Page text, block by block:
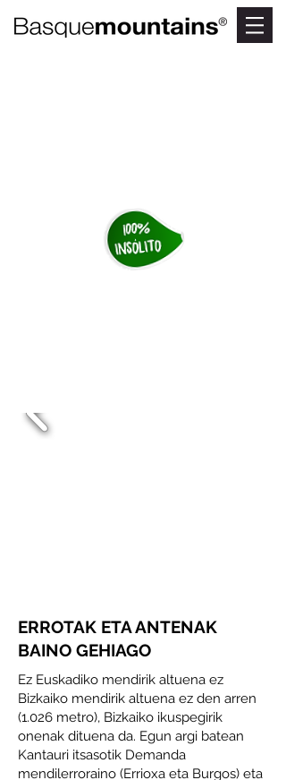
ERROTAK ETA ANTENAK
BAINO GEHIAGO
Ez Euskadiko mendirik altuena ez
Bizkaiko mendirik altuena ez den arren
(1.026 metro), Bizkaiko ikuspegirik
onenak dituena da. Egun argi batean
Kantauri itsasotik Demanda
mendilerroraino (Errioxa eta Burgos) eta